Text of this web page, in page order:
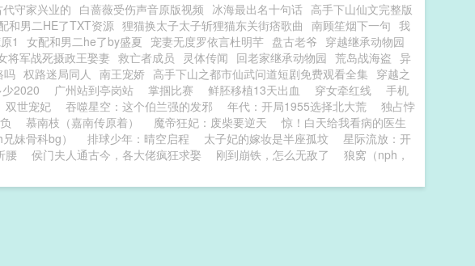
代守家兴业的 白蔷薇受伤声音原版视频 冰海最出名十句话 高手下山仙文完整版
和男二HE了TXT资源 狸猫换太子太子斩狸猫东关街痞歌曲 南顾笙烟下一句 我
1 女配和男二he了by盛夏 宠妻无度罗依言杜明芊 盘古老爷 穿越继承动物园
将军战死摄政王娶妻 救亡者成员 灵体传闻 回老家继承动物园 荒岛战海盗 异
吗 权路迷局同人 南王宠娇 高手下山之都市仙武问道短剧免费观看全集 穿越之
2020 广州站到亭岗站 掌掴比赛 鲜胚移植13天出血 穿女牵红线
手机
双世宠妃 吞噬星空：这个伯兰强的发邪 年代：开局1955选择北大荒
独占悖
慕南枝（嘉南传原着） 魔帝狂妃：废柴要逆天
惊！白天给我看病的医生
妹骨科bg） 排球少年：晴空启程 太子妃的嫁妆是半座孤坟
星际流放：开
腰 侯门夫人通古今，各大佬疯狂求娶 刚到崩铁，怎么无敌了
狼窝（nph，